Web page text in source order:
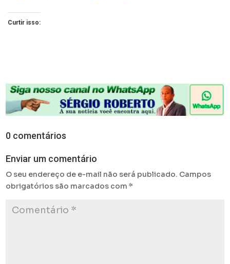
Curtir isso:
0 comentários
Enviar um comentário
O seu endereço de e-mail não será publicado. Campos
obrigatórios são marcados com*